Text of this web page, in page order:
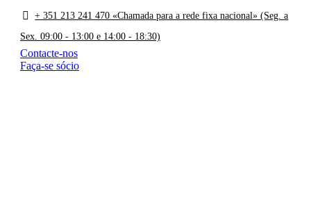
+ 351 213 241 470 «Chamada para a rede fixa nacional» (Seg. a
Sex. 09:00 - 13:00 e 14:00 - 18:30)
Contacte-nos
Faça-se sócio